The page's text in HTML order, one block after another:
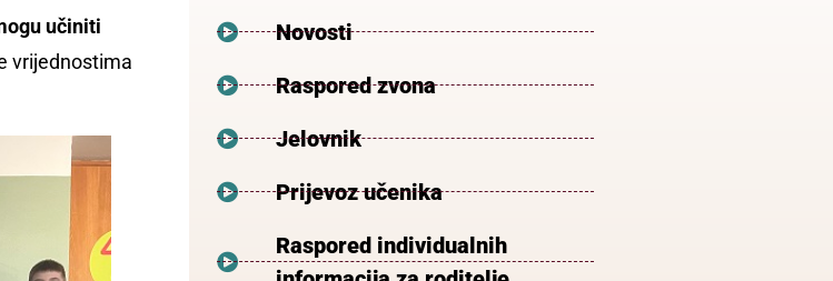
učiniti
vrijednostima
Novosti
Raspored zvona
Jelovnik
Prijevoz učenika
Raspored individualnih